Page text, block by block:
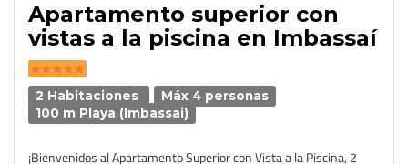
Apartamento superior con
vistas a la piscina en Imbassaí
2 Habitaciones
Máx 4 personas
100 m Playa (Imbassai)
¡Bienvenidos al Apartamento Superior con Vista a la Piscina, 2